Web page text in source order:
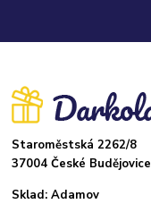
Staroměstská 2262/8
37004 České Budějovice
Sklad: Adamov